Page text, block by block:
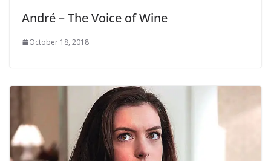
André – The Voice of Wine
October 18, 2018